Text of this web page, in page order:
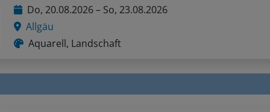
Do, 20.08.2026 – So, 23.08.2026
Allgäu
Aquarell, Landschaft